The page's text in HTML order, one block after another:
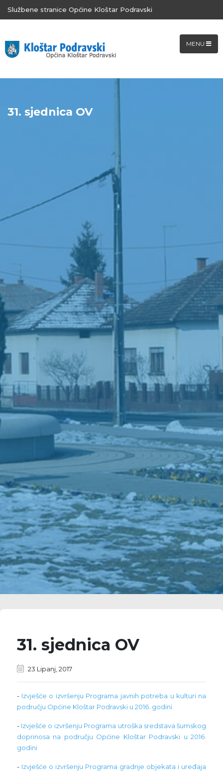
Službene stranice Općine Kloštar Podravski
MENU
31. sjednica OV
31. sjednica OV
23 Lipanj, 2017
- Izvješće o izvršenju Programa javnih potreba u kulturi na
području Općine Kloštar Podravski u 2016. godini
- Izvješće o izvršenju Programa utroška sredstava šumskog
doprinosa na području Općine Kloštar Podravski u 2016.
godini
- Izvješće o izvršenju Programa gradnje objekata i uređaja